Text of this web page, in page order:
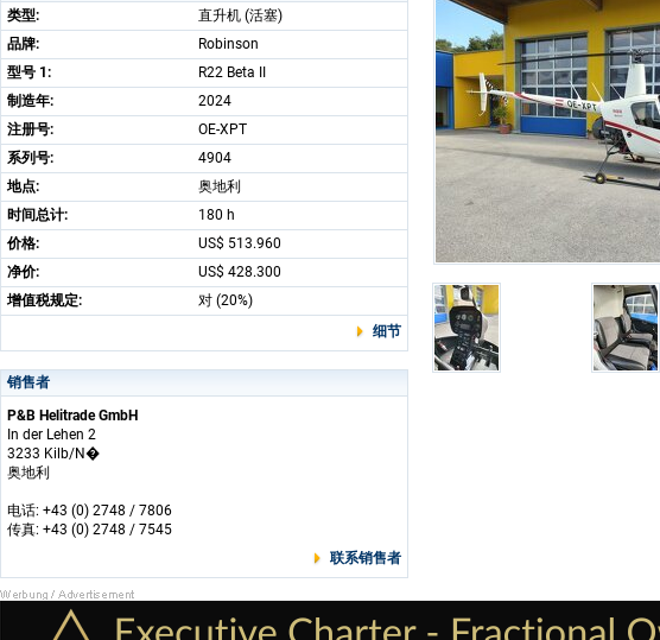
类型:
直升机 (活塞)
品牌:
Robinson
型号 1:
R22 Beta II
制造年:
2024
注册号:
OE-XPT
系列号:
4904
地点:
奥地利
时间总计:
180 h
价格:
US$ 513.960
净价:
US$ 428.300
增值税规定:
对 (20%)
细节
销售者
P&B Helitrade GmbH
In der Lehen 2
3233 Kilb/N�
奥地利
电话: +43 (0) 2748 / 7806
传真: +43 (0) 2748 / 7545
联系销售者